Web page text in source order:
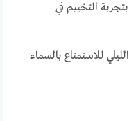
التخييم في
للاستمتاع بالسماء